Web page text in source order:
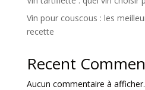
Vin pour couscous : les
recette
Recent
Aucun commentaire à afficher.